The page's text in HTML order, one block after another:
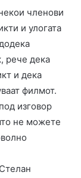
членови
и улогата
рече дека
и дека
филмот.
изговор
не можете